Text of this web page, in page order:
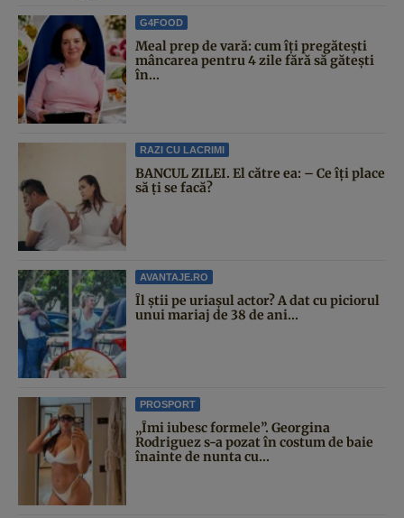
G4FOOD
Meal prep de vară: cum îți pregătești
mâncarea pentru 4 zile fără să gătești
în...
RAZI CU LACRIMI
BANCUL ZILEI. El către ea: – Ce îți place
să ți se facă?
AVANTAJE.RO
Îl știi pe uriașul actor? A dat cu piciorul
unui mariaj de 38 de ani...
PROSPORT
„Îmi iubesc formele”. Georgina
Rodriguez s-a pozat în costum de baie
înainte de nunta cu...